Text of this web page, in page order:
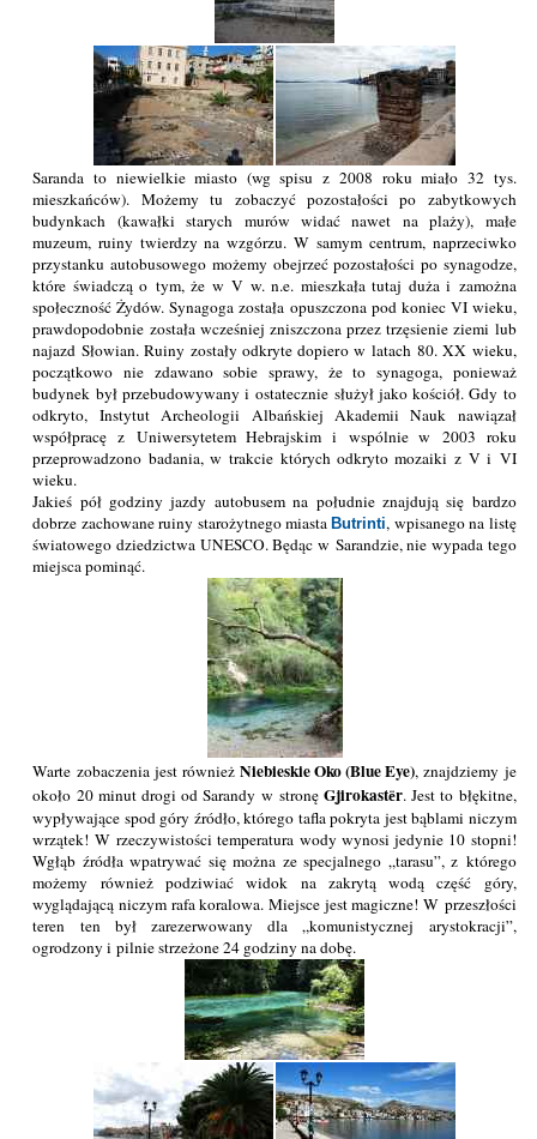
Saranda to niewielkie miasto (wg spisu z 2008 roku miało 32 tys.
mieszkańców). Możemy tu zobaczyć pozostałości po zabytkowych
budynkach (kawałki starych murów widać nawet na plaży), małe
muzeum, ruiny twierdzy na wzgórzu. W samym centrum, naprzeciwko
przystanku autobusowego możemy obejrzeć pozostałości po synagodze,
które świadczą o tym, że w V w. n.e. mieszkała tutaj duża i zamożna
społeczność Żydów. Synagoga została opuszczona pod koniec VI wieku,
prawdopodobnie została wcześniej zniszczona przez trzęsienie ziemi lub
najazd Słowian. Ruiny zostały odkryte dopiero w latach 80. XX wieku,
początkowo nie zdawano sobie sprawy, że to synagoga, ponieważ
budynek był przebudowywany i ostatecznie służył jako kościół. Gdy to
odkryto, Instytut Archeologii Albańskiej Akademii Nauk nawiązał
współpracę z Uniwersytetem Hebrajskim i wspólnie w 2003 roku
przeprowadzono badania, w trakcie których odkryto mozaiki z V i VI
wieku.
Jakieś pół godziny jazdy autobusem na południe znajdują się bardzo
dobrze zachowane ruiny starożytnego miastaButrinti, wpisanego na listę
światowego dziedzictwa UNESCO. Będąc w Sarandzie, nie wypada tego
miejsca pominąć.
Warte zobaczenia jest równieżNiebieskie Oko (Blue Eye), znajdziemy je
około 20 minut drogi od Sarandy w stronę Gjirokastёr. Jest to błękitne,
wypływające spod góry źródło, którego tafla pokryta jest bąblami niczym
wrzątek! W rzeczywistości temperatura wody wynosi jedynie 10 stopni!
Wgłąb źródła wpatrywać się można ze specjalnego „tarasu”, z którego
możemy również podziwiać widok na zakrytą wodą część góry,
wyglądającą niczym rafa koralowa. Miejsce jest magiczne! W przeszłości
teren ten był zarezerwowany dla „komunistycznej arystokracji”,
ogrodzony i pilnie strzeżone 24 godziny na dobę.